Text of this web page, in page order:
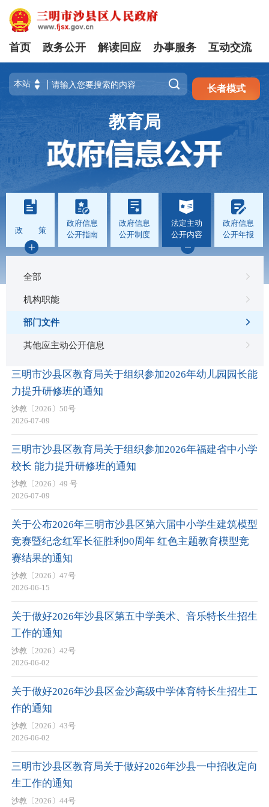
注册 登录
首页 政务公开 解读回应 办事服务 互动交流
 长者模式
教育局
政 策
政府信息
公开指南
政府信息
公开制度
法定主动
公开内容
全部
机构职能
部门文件
其他应主动公开信息
政府信息
公开年报
部门文件
三明市沙县区教育局关于组织参加2026年幼儿园园长能
力提升研修班的通知
沙教〔2026〕50号
2026-07-09
三明市沙县区教育局关于组织参加2026年福建省中小学
校长 能力提升研修班的通知
沙教〔2026〕49 号
2026-07-09
关于公布2026年三明市沙县区第六届中小学生建筑模型
竞赛暨纪念红军长征胜利90周年 红色主题教育模型竞
赛结果的通知
沙教〔2026〕47号
2026-06-15
关于做好2026年沙县区第五中学美术、音乐特长生招生
工作的通知
沙教〔2026〕42号
2026-06-02
关于做好2026年沙县区金沙高级中学体育特长生招生工
作的通知
沙教〔2026〕43号
2026-06-02
三明市沙县区教育局关于做好2026年沙县一中招收定向
生工作的通知
沙教〔2026〕44号